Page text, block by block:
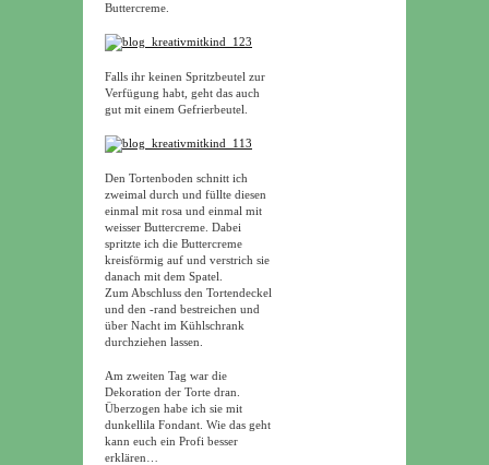
Buttercreme.
Falls ihr keinen Spritzbeutel zur
Verfügung habt, geht das auch
gut mit einem Gefrierbeutel.
Den Tortenboden schnitt ich
zweimal durch und füllte diesen
einmal mit rosa und einmal mit
weisser Buttercreme. Dabei
spritzte ich die Buttercreme
kreisförmig auf und verstrich sie
danach mit dem Spatel.
Zum Abschluss den Tortendeckel
und den -rand bestreichen und
über Nacht im Kühlschrank
durchziehen lassen.
Am zweiten Tag war die
Dekoration der Torte dran.
Überzogen habe ich sie mit
dunkellila Fondant. Wie das geht
kann euch ein Profi besser
erklären…